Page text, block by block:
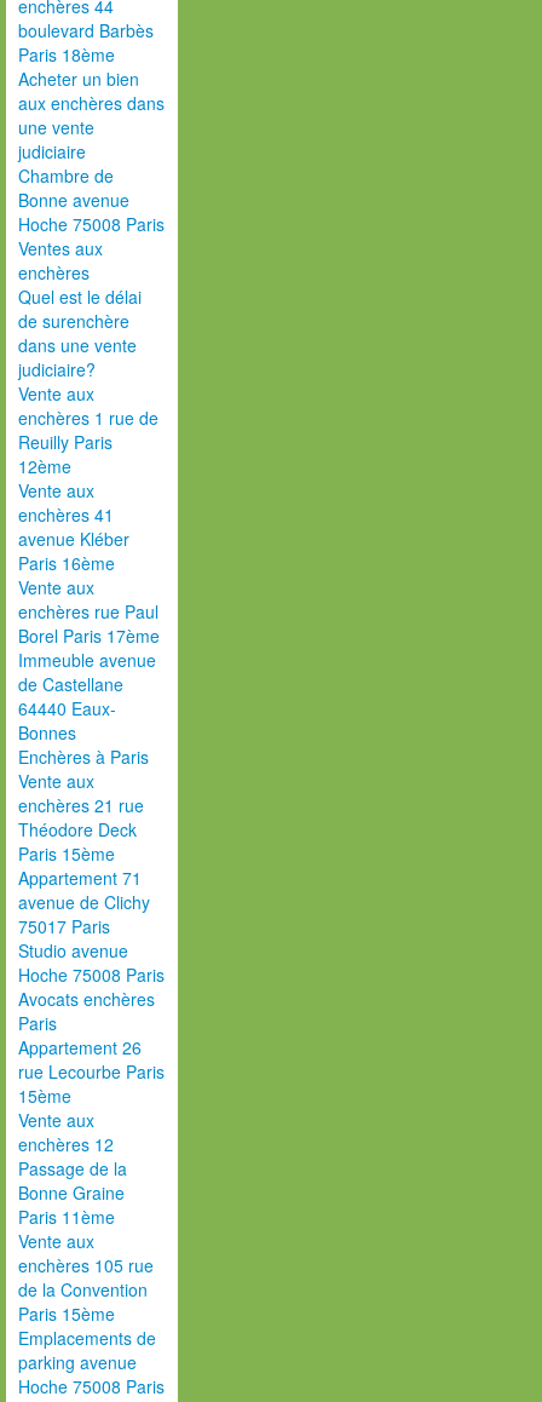
enchères 44
boulevard Barbès
Paris 18ème
Acheter un bien
aux enchères dans
une vente
judiciaire
Chambre de
Bonne avenue
Hoche 75008 Paris
Ventes aux
enchères
Quel est le délai
de surenchère
dans une vente
judiciaire?
Vente aux
enchères 1 rue de
Reuilly Paris
12ème
Vente aux
enchères 41
avenue Kléber
Paris 16ème
Vente aux
enchères rue Paul
Borel Paris 17ème
Immeuble avenue
de Castellane
64440 Eaux-
Bonnes
Enchères à Paris
Vente aux
enchères 21 rue
Théodore Deck
Paris 15ème
Appartement 71
avenue de Clichy
75017 Paris
Studio avenue
Hoche 75008 Paris
Avocats enchères
Paris
Appartement 26
rue Lecourbe Paris
15ème
Vente aux
enchères 12
Passage de la
Bonne Graine
Paris 11ème
Vente aux
enchères 105 rue
de la Convention
Paris 15ème
Emplacements de
parking avenue
Hoche 75008 Paris